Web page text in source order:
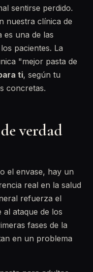
sentirse perdido.
nuestra clínica de
es una de las
pacientes. La
"mejor pasta de
ti, según tu
concretas.
verdad
el envase, hay un
real en la salud
refuerza el
al ataque de los
fases de la
en un problema